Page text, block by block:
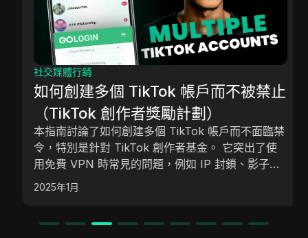
社交媒體行銷
如何創建多個 TikTok 帳戶而不被禁止
（TikTok 創作者獎勵計劃）
本指南討論了如何創建多個 TikTok 帳戶而不面臨禁
令，特別是針對 TikTok 創作者基金。 它突出了使
用免費 VPN 時常見的問題，例如 IP 封鎖、影子禁
令和不穩定的地理位置。 所提出的解決方案是
2025年1月